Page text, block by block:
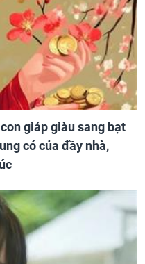
giáp giàu sang bạt
có của đầy nhà,